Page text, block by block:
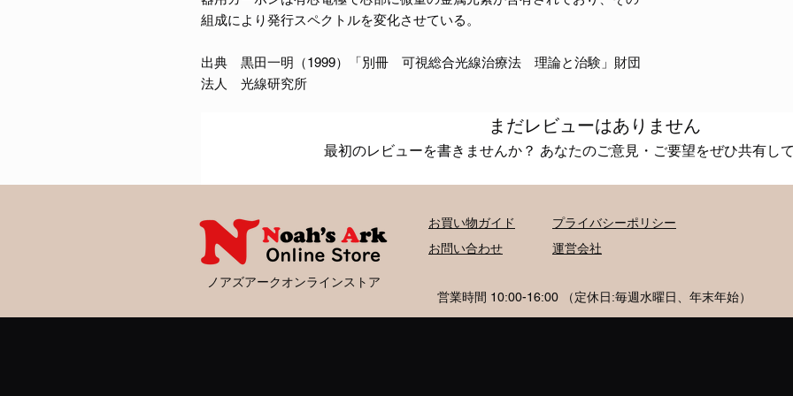
組成により発行スペクトルを変化させている。
出典 黒田一明（1999）「別冊 可視総合光線治療法 理論と治験」財団
法人 光線研究所
まだレビューはありません
最初のレビューを書きませんか？ あなたのご意見・ご要望をぜひ共有して
お買い物ガイド
お問い合わせ
プライバシーポリシー
運営会社
ノアズアークオンラインストア
​営業時間 10:00-16:00 （定休日:毎週水曜日、年末年始）